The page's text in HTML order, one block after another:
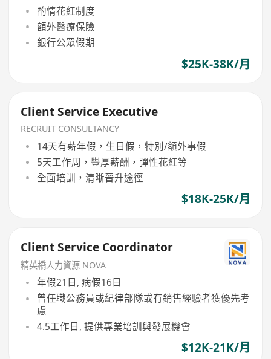
酌情花紅制度
額外醫療保險
銀行公眾假期
$25K-38K/月
Client Service Executive
RECRUIT CONSULTANCY
14天有薪年假，生日假，特別/額外事假
5天工作周，豐厚薪酬，彈性花紅等
全面培訓，清晰晉升途徑
$18K-25K/月
Client Service Coordinator
精英橋人力資源 NOVA
年假21日, 病假16日
曾任職公務員或紀律部隊或有銷售經驗者獲優先考
慮
4.5工作日, 提供專業培訓與發展機會
$12K-21K/月